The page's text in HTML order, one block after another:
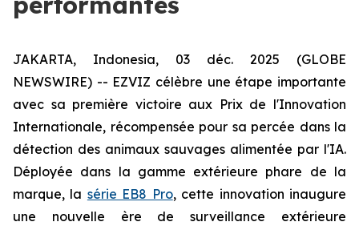
JAKARTA, Indonesia, 03 déc. 2025 (GLOBE
NEWSWIRE) -- EZVIZ célèbre une étape importante
avec sa première victoire aux Prix de l'Innovation
Internationale, récompensée pour sa percée dans la
détection des animaux sauvages alimentée par l'IA.
Déployée dans la gamme extérieure phare de la
marque, la série EB8 Pro, cette innovation inaugure
une nouvelle ère de surveillance extérieure